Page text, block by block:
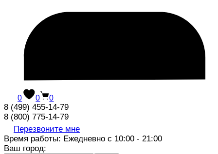
0 0 0
8 (499) 455-14-79
8 (800) 775-14-79
Перезвоните мне
Время работы: Ежедневно с 10:00 - 21:00
Ваш город: